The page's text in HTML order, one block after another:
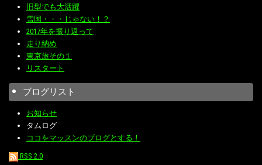
旧型でも大活躍
雪国・・・じゃない！？
2017年を振り返って
走り納め
東京旅その１
リスタート
ブログリスト
お知らせ
タムログ
ココをマッスンのブログとする！
RSS 2.0